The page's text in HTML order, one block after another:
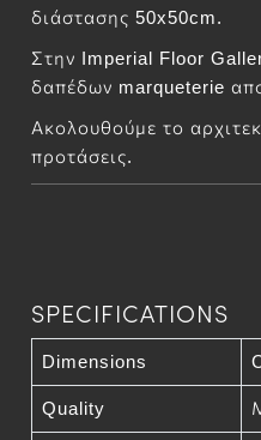
διάστασης 50x50cm.
Στην Imperial Floor
δαπέδων marqueterie
Ακολουθούμε το
προτάσεις.
SPECIFICATIONS
Dimensions
Quality